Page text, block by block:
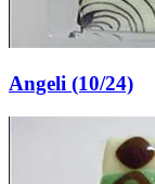
Angeli (10/24)